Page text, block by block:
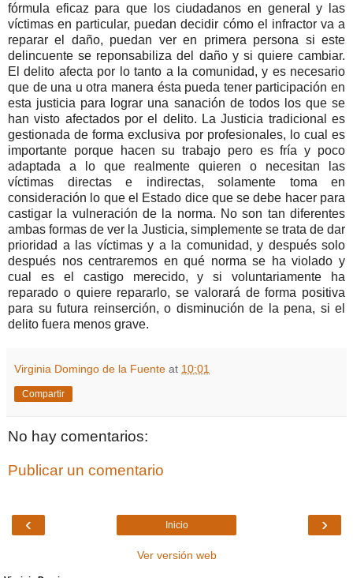
fórmula eficaz para que los ciudadanos en general y las
víctimas en particular, puedan decidir cómo el infractor va a
reparar el daño, puedan ver en primera persona si este
delincuente se reponsabiliza del daño y si quiere cambiar.
El delito afecta por lo tanto a la comunidad, y es necesario
que de una u otra manera ésta pueda tener participación en
esta justicia para lograr una sanación de todos los que se
han visto afectados por el delito. La Justicia tradicional es
gestionada de forma exclusiva por profesionales, lo cual es
importante porque hacen su trabajo pero es fría y poco
adaptada a lo que realmente quieren o necesitan las
víctimas directas e indirectas, solamente toma en
consideración lo que el Estado dice que se debe hacer para
castigar la vulneración de la norma. No son tan diferentes
ambas formas de ver la Justicia, simplemente se trata de dar
prioridad a las víctimas y a la comunidad, y después solo
después nos centraremos en qué norma se ha violado y
cual es el castigo merecido, y si voluntariamente ha
reparado o quiere repararlo, se valorará de forma positiva
para su futura reinserción, o disminución de la pena, si el
delito fuera menos grave.
Virginia Domingo de la Fuente at 10:01
Compartir
No hay comentarios:
Publicar un comentario
‹ ›
Inicio
Ver versión web